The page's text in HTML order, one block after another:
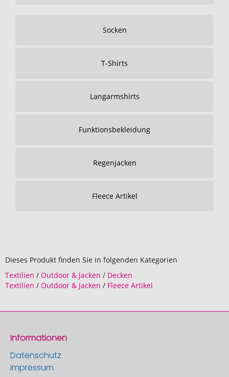
Socken
T-Shirts
Langarmshirts
Funktionsbekleidung
Regenjacken
Fleece Artikel
Dieses Produkt finden Sie in folgenden Kategorien
Textilien / Outdoor & Jacken / Decken
Textilien / Outdoor & Jacken / Fleece Artikel
Informationen
Datenschutz
Impressum